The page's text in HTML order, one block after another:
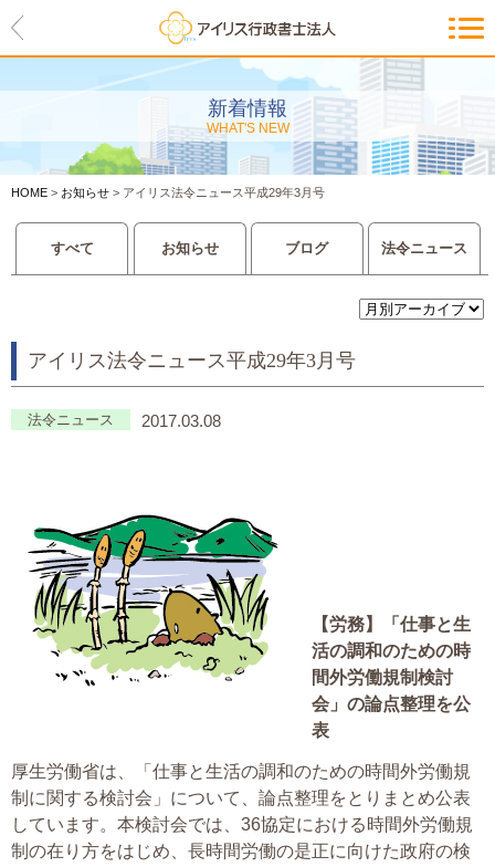
新着情報
WHAT'S NEW
HOME > お知らせ > アイリス法令ニュース平成29年3月号
すべて お知らせ ブログ 法令ニュース
アイリス法令ニュース平成29年3月号
法令ニュース 2017.03.08
【労務】
「仕事と生
活の調和のための時
間外労働規制検討
会」の論点整理を公
表
厚生労働省は、「仕事と生活の調和のための時間外労働規
制に関する検討会」について、論点整理をとりまとめ公表
しています。本検討会では、36協定における時間外労働規
制の在り方をはじめ、長時間労働の是正に向けた政府の検
HOME
アイリスの紹介
代表ご挨拶・経営理念・アイリス
のお約束
会社概要・アクセスマップ
サービス一覧
入管等外国人各種手続き
建設業許可申請
その他各種手続き
費用の目安
実績一覧
お客様の声
よくあるご質問
採用情報・パートナー募集